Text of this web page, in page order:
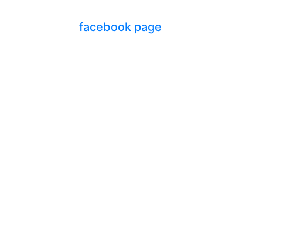
facebook page